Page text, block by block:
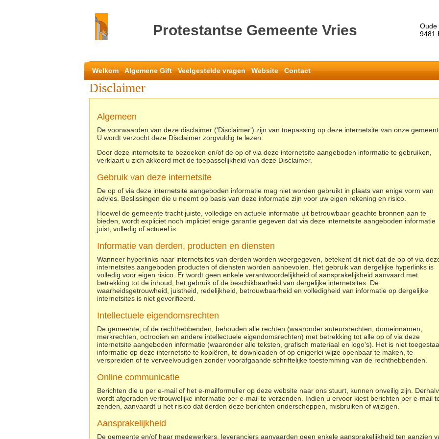
Protestantse Gemeente Vries
Oude
9481
Welkom Algemene Gift Veelgestelde vragen Website Contact
Disclaimer
Algemeen
De voorwaarden van deze disclaimer ('Disclaimer') zijn van toepassing op deze internetsite van onze
U wordt verzocht deze Disclaimer zorgvuldig te lezen.
Door deze internetsite te bezoeken en/of de op of via deze internetsite aangeboden informatie te gebruiken,
verklaart u zich akkoord met de toepasselijkheid van deze Disclaimer.
Gebruik van deze internetsite
De op of via deze internetsite aangeboden informatie mag niet worden gebruikt in plaats van enige vorm van
advies. Beslissingen die u neemt op basis van deze informatie zijn voor uw eigen rekening en risico.
Hoewel de gemeente tracht juiste, volledige en actuele informatie uit betrouwbaar geachte bronnen aan te
bieden, wordt expliciet noch impliciet enige garantie gegeven dat via deze internetsite aangeboden informatie
juist, volledig of actueel is.
Informatie van derden, producten en diensten
Wanneer hyperlinks naar internetsites van derden worden weergegeven, betekent dit niet dat de op of via
internetsites aangeboden producten of diensten worden aanbevolen. Het gebruik van dergelijke hyperlinks is
volledig voor eigen risico. Er wordt geen enkele verantwoordelijkheid of aansprakelijkheid aanvaard met
betrekking tot de inhoud, het gebruik of de beschikbaarheid van dergelijke internetsites. De
waarheidsgetrouwheid, juistheid, redelijkheid, betrouwbaarheid en volledigheid van informatie op dergelijke
internetsites is niet geverifieerd.
Intellectuele eigendomsrechten
De gemeente, of de rechthebbenden, behouden alle rechten (waaronder auteursrechten, domeinnamen,
merkrechten, octrooien en andere intellectuele eigendomsrechten) met betrekking tot alle op of via deze
internetsite aangeboden informatie (waaronder alle teksten, grafisch materiaal en logo's). Het is niet
informatie op deze internetsite te kopiëren, te downloaden of op enigerlei wijze openbaar te maken, te
verspreiden of te verveelvoudigen zonder voorafgaande schriftelijke toestemming van de rechthebbenden.
Online communicatie
Berichten die u per e-mail of het e-mailformulier op deze website naar ons stuurt, kunnen onveilig zijn.
wordt afgeraden vertrouwelijke informatie per e-mail te verzenden. Indien u ervoor kiest berichten per e-mail
zenden, aanvaardt u het risico dat derden deze berichten onderscheppen, misbruiken of wijzigen.
Aansprakelijkheid
De gemeente en/of haar medewerkers, leveranciers aanvaarden geen enkele aansprakelijkheid ten aanzien